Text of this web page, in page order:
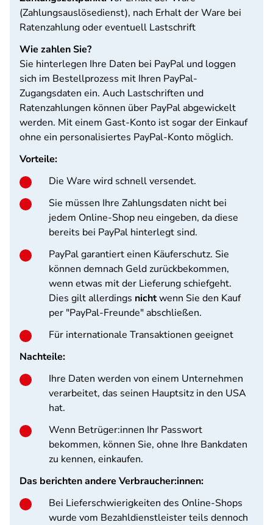
(Zahlungsauslösedienst), nach Erhalt der Ware bei
Ratenzahlung oder eventuell Lastschrift
Wie zahlen Sie?
Sie hinterlegen Ihre Daten bei PayPal und loggen
sich im Bestellprozess mit Ihren PayPal-
Zugangsdaten ein. Auch Lastschriften und
Ratenzahlungen können über PayPal abgewickelt
werden. Mit einem Gast-Konto ist sogar der Einkauf
ohne ein personalisiertes PayPal-Konto möglich.
Vorteile:
Die Ware wird schnell versendet.
Sie müssen Ihre Zahlungsdaten nicht bei
jedem Online-Shop neu eingeben, da diese
bereits bei PayPal hinterlegt sind.
PayPal garantiert einen Käuferschutz. Sie
können demnach Geld zurückbekommen,
wenn etwas mit der Lieferung schiefgeht.
Dies gilt allerdings nichtwenn Sie den Kauf
per "PayPal-Freunde" abschließen.
Für internationale Transaktionen geeignet
Nachteile:
Ihre Daten werden von einem Unternehmen
verarbeitet, das seinen Hauptsitz in den USA
hat.
Wenn Betrüger:innen Ihr Passwort
bekommen, können Sie, ohne Ihre Bankdaten
zu kennen, einkaufen.
Das berichten andere Verbraucher:innen:
Bei Lieferschwierigkeiten des Online-Shops
wurde vom Bezahldienstleister teils dennoch